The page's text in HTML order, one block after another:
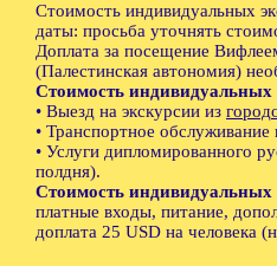
Стоимость индивидуальных
даты: просьба уточнять
Доплата за посещение
(Палестинская автономия)
Стоимость индивидуальных
• Выезд на экскурсии из
• Транспортное
• Услуги дипломированного
полдня).
Стоимость индивидуальных
платные входы, питание,
доплата 25 USD на человека